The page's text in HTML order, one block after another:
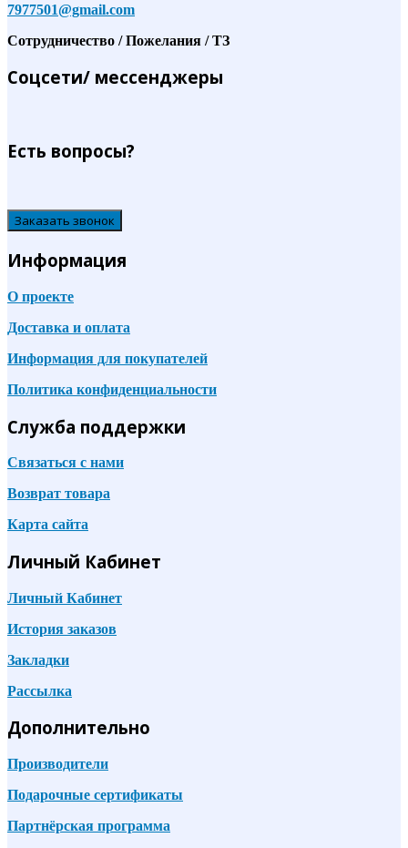
7977501@gmail.com
Сотрудничество / Пожелания / ТЗ
Соцсети/ мессенджеры
Есть вопросы?
Заказать звонок
Информация
О проекте
Доставка и оплата
Информация для покупателей
Политика конфиденциальности
Служба поддержки
Связаться с нами
Возврат товара
Карта сайта
Личный Кабинет
Личный Кабинет
История заказов
Закладки
Рассылка
Дополнительно
Производители
Подарочные сертификаты
Партнёрская программа